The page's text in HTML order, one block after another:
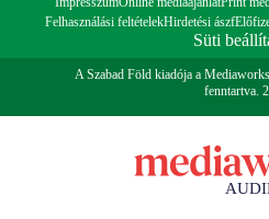
Felhasználási feltételekHirdetési ászf
Süti
A Szabad Föld kiadója a
fenntartva.